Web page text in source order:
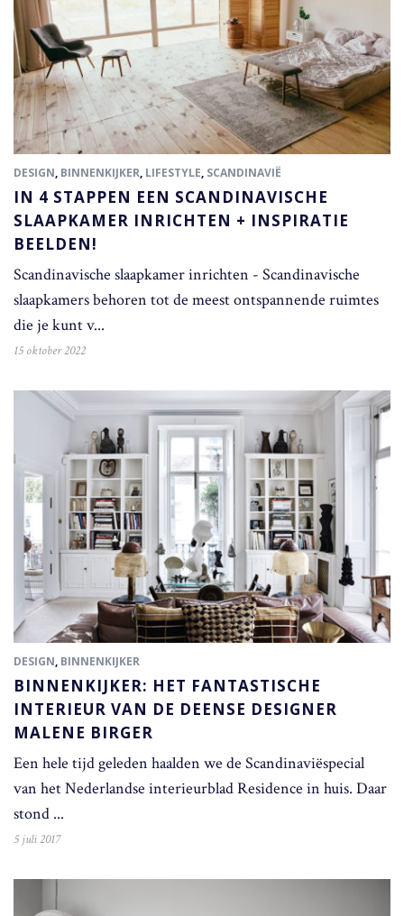
DESIGN, BINNENKIJKER, LIFESTYLE, SCANDINAVIË
IN 4 STAPPEN EEN SCANDINAVISCHE
SLAAPKAMER INRICHTEN + INSPIRATIE
BEELDEN!
Scandinavische slaapkamer inrichten - Scandinavische
slaapkamers behoren tot de meest ontspannende ruimtes
die je kunt v...
15 oktober 2022
DESIGN, BINNENKIJKER
BINNENKIJKER: HET FANTASTISCHE
INTERIEUR VAN DE DEENSE DESIGNER
MALENE BIRGER
Een hele tijd geleden haalden we de Scandinaviëspecial
van het Nederlandse interieurblad Residence in huis. Daar
stond ...
5 juli 2017